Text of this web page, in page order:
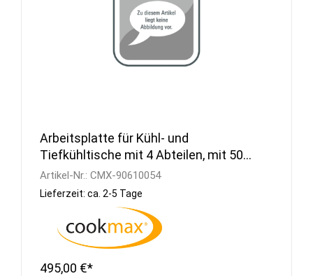
Arbeitsplatte für Kühl- und
Tiefkühltische mit 4 Abteilen, mit 50
mm Aufkantung
Artikel-Nr.: CMX-90610054
Lieferzeit: ca. 2-5 Tage
495,00 €*